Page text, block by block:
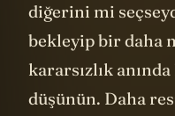
diğerini mi
bekleyip bir daha
kararsızlık
düşünün. Daha